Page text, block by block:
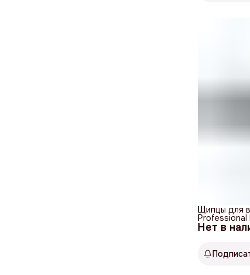
Нет в
Щипцы для